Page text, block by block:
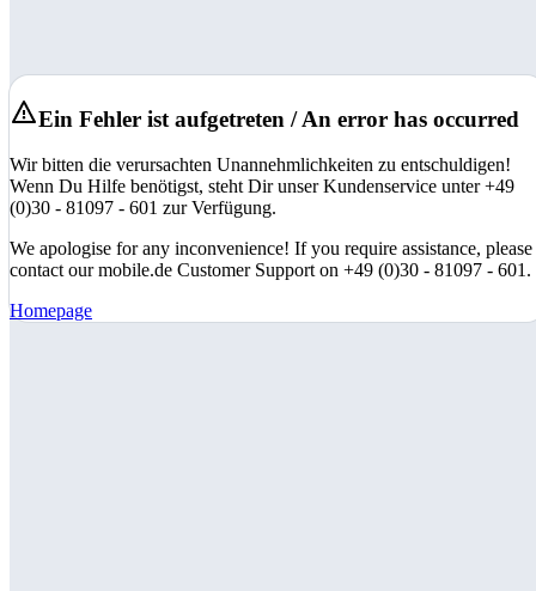
Ein Fehler ist aufgetreten / An error has occurred
Wir bitten die verursachten Unannehmlichkeiten zu entschuldigen!
Wenn Du Hilfe benötigst, steht Dir unser Kundenservice unter +49
(0)30 - 81097 - 601 zur Verfügung.
We apologise for any inconvenience! If you require assistance, please
contact our mobile.de Customer Support on +49 (0)30 - 81097 - 601.
Homepage